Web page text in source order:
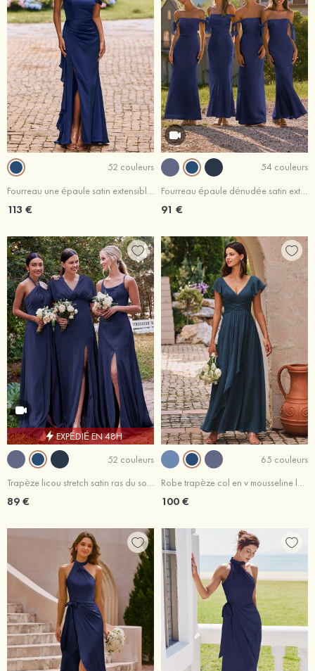
52 couleurs
Fourreau une épaule satin extensible longueur ras du sol robe de demoiselle d'honneur avec plissé volants
113 €
54 couleurs
Fourreau épaule dénudée satin extensible longueur ras du sol robe de demoiselle d'honneur avec noeud papillon plissé
91 €
EXPÉDIÉ EN 48H
52 couleurs
Trapèze licou stretch satin ras du sol robe de demoiselle d'honneur
89 €
65 couleurs
Robe trapèze col en v mousseline longueur ras du sol robe de demoiselle d'honneur avec plissé fendue
100 €